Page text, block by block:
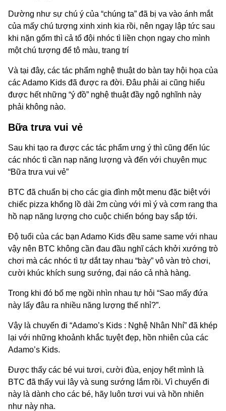
Dường như sự chú ý của “chúng ta” đã bị va vào ánh mắt
của mấy chú tượng xinh xinh kia rồi, nên ngay lập tức sau
khi nặn gốm thì cả tổ đội nhóc tì liền chọn ngay cho mình
một chú tượng để tô màu, trang trí
Và tại đây, các tác phẩm nghệ thuật do bàn tay hội họa của
các Adamo Kids đã được ra đời. Đâu phải ai cũng hiểu
được hết những “ý đồ” nghệ thuật đầy ngộ nghĩnh này
phải không nào.
Bữa trưa vui vẻ
Sau khi tạo ra được các tác phẩm ưng ý thì cũng đến lúc
các nhóc tì cần nạp năng lượng và đến với chuyên mục
“Bữa trưa vui vẻ”
BTC đã chuẩn bị cho các gia đình một menu đặc biệt với
chiếc pizza khổng lồ dài 2m cùng với mì ý và cơm rang tha
hồ nạp năng lượng cho cuộc chiến bóng bay sắp tới.
Độ tuổi của các bạn Adamo Kids đều same same với nhau
vậy nên BTC không cần đau đầu nghĩ cách khởi xướng trò
chơi mà các nhóc tì tự dắt tay nhau “bày” vô vàn trò chơi,
cười khúc khích sung sướng, đại náo cả nhà hàng.
Trong khi đó bố mẹ ngồi nhìn nhau tự hỏi “Sao mấy đứa
này lấy đâu ra nhiều năng lượng thế nhỉ?”.
Vậy là chuyến đi “Adamo’s Kids : Nghệ Nhân Nhí” đã khép
lại với những khoảnh khắc tuyệt đẹp, hồn nhiên của các
Adamo’s Kids.
Được thấy các bé vui tươi, cười đùa, enjoy hết mình là
BTC đã thấy vui lây và sung sướng lắm rồi. Vì chuyến đi
này là dành cho các bé, hãy luôn tươi vui và hồn nhiên
như này nha.